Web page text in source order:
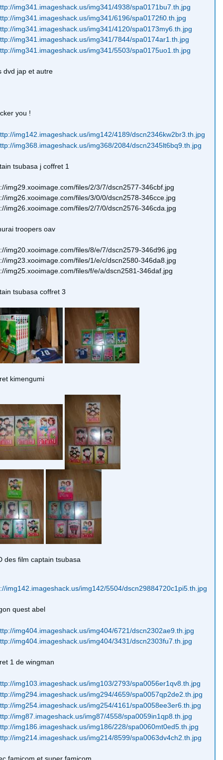
dvd jap et autre
you !
tsubasa j coffret 1
img29.xooimage.com/files/2/3/7/dscn2577-346cbf.jpg
img26.xooimage.com/files/3/0/0/dscn2578-346cce.jpg
img26.xooimage.com/files/2/7/0/dscn2576-346cda.jpg
troopers oav
img20.xooimage.com/files/8/e/7/dscn2579-346d96.jpg
img23.xooimage.com/files/1/e/c/dscn2580-346da8.jpg
img25.xooimage.com/files/f/e/a/dscn2581-346daf.jpg
tsubasa coffret 3
kimengumi
des film captain tsubasa
quest abel
1 de wingman